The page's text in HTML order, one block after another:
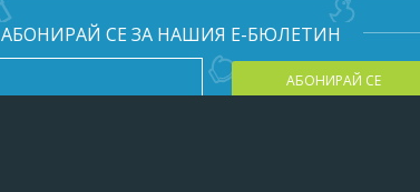
АБОНИРАЙ СЕ ЗА НАШИЯ Е-БЮЛЕТИН
АБОНИРАЙ СЕ